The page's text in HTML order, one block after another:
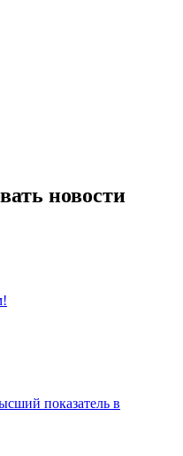
новости
показатель в